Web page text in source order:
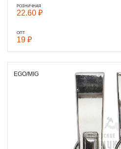
РОЗНИЧНАЯ
22.60 ₽
ОПТ
19 ₽
EGO/MIG